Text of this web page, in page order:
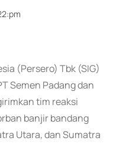
(Persero) Tbk (SIG)
Semen Padang dan
tim reaksi
banjir bandang
Utara, dan Sumatra